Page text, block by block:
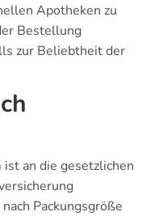
Apotheken zu
Bestellung
zur Beliebtheit der
an die gesetzlichen
Packungsgröße